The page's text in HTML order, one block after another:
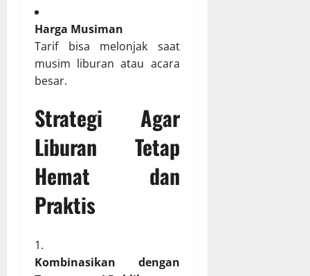
Harga Musiman
Tarif bisa melonjak saat
musim liburan atau acara
besar.
Strategi Agar
Liburan Tetap
Hemat dan
Praktis
Kombinasikan dengan